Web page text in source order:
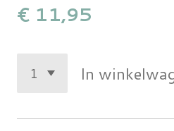
€ 11,95
In